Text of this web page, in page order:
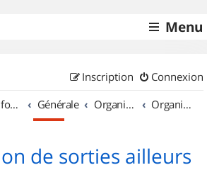
Menu
Connexion
Inscription
Accueil forum Générale Organisation de sorties & Recherche de partenaires Organisation de sorties ailleurs
de sorties ailleurs